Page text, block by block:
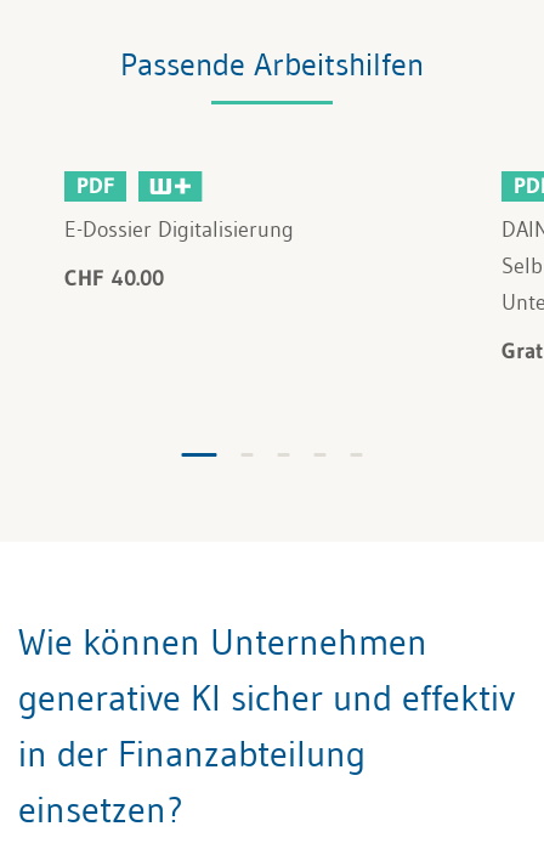
Passende Arbeitshilfen
PDF
E-Dossier Digitalisierung
CHF 40.00
Wie können Unternehmen
generative KI sicher und effektiv
in der Finanzabteilung
einsetzen?